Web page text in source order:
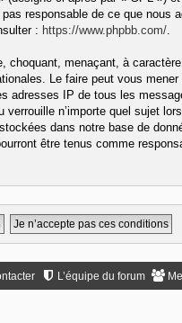
responsable de ce que nous
: https://www.phpbb.com/.
menaçant, à
Le faire peut vous
IP de tous les
n’importe quel sujet
dans notre base de
être tenus comme
L’équipe du forum